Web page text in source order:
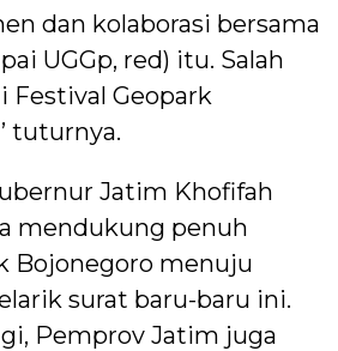
dan kolaborasi bersama
UGGp, red) itu. Salah
Festival Geopark
tuturnya.
Jatim Khofifah
mendukung penuh
Bojonegoro menuju
surat baru-baru ini.
Pemprov Jatim juga